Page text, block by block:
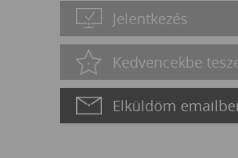
Jelentkezés
Kedvencekbe
Elküldöm